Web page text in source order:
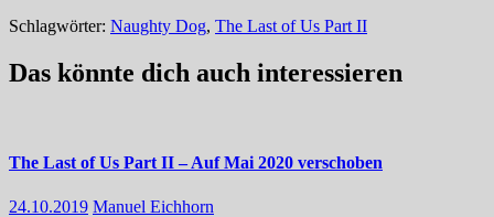
Schlagwörter: Naughty Dog, The Last of Us Part II
Das könnte dich auch interessieren
The Last of Us Part II – Auf Mai 2020 verschoben
24.10.2019 Manuel Eichhorn